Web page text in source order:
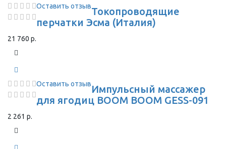
Оставить отзывТокопроводящие
перчатки Эсма (Италия)
21 760 р.
Оставить отзывИмпульсный массажер
для ягодиц BOOM BOOM GESS-091
2 261 р.